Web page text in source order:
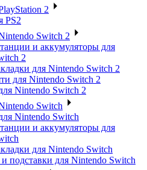
2
PS2
Switch 2
и аккумуляторы для
2
для Nintendo Switch 2
для Nintendo Switch 2
Nintendo Switch 2
Switch
Nintendo Switch
и аккумуляторы для
для Nintendo Switch
подставки для Nintendo Switch